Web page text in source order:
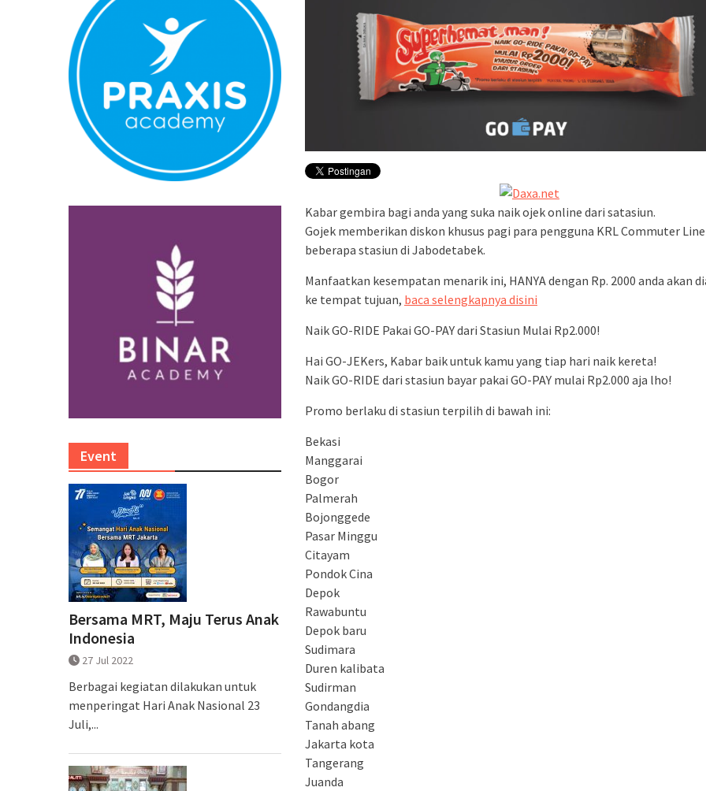
Pembatalan sementara perjalanan KA
Bandara YIA Yogyakarta
Kabar gembira bagi anda yang suka naik ojek online dari satasiun.
Gojek memberikan diskon khusus pagi para pengguna KRL Commuter
beberapa stasiun di Jabodetabek.
Manfaatkan kesempatan menarik ini, HANYA dengan Rp. 2000 anda akan
ke tempat tujuan, baca selengkapnya disini
Naik GO-RIDE Pakai GO-PAY dari Stasiun Mulai Rp2.000!
Hai GO-JEKers, Kabar baik untuk kamu yang tiap hari naik kereta!
Naik GO-RIDE dari stasiun bayar pakai GO-PAY mulai Rp2.000 aja lho!
Promo berlaku di stasiun terpilih di bawah ini:
Bekasi
Manggarai
Bogor
Palmerah
Bojonggede
Pasar Minggu
Citayam
Pondok Cina
Depok
Rawabuntu
Depok baru
Sudimara
Duren kalibata
Sudirman
Gondangdia
Tanah abang
Jakarta kota
Tangerang
Juanda
Event
Bersama MRT, Maju Terus Anak
Indonesia
27 Jul 2022
Berbagai kegiatan dilakukan untuk
menperingat Hari Anak Nasional 23
Juli,...